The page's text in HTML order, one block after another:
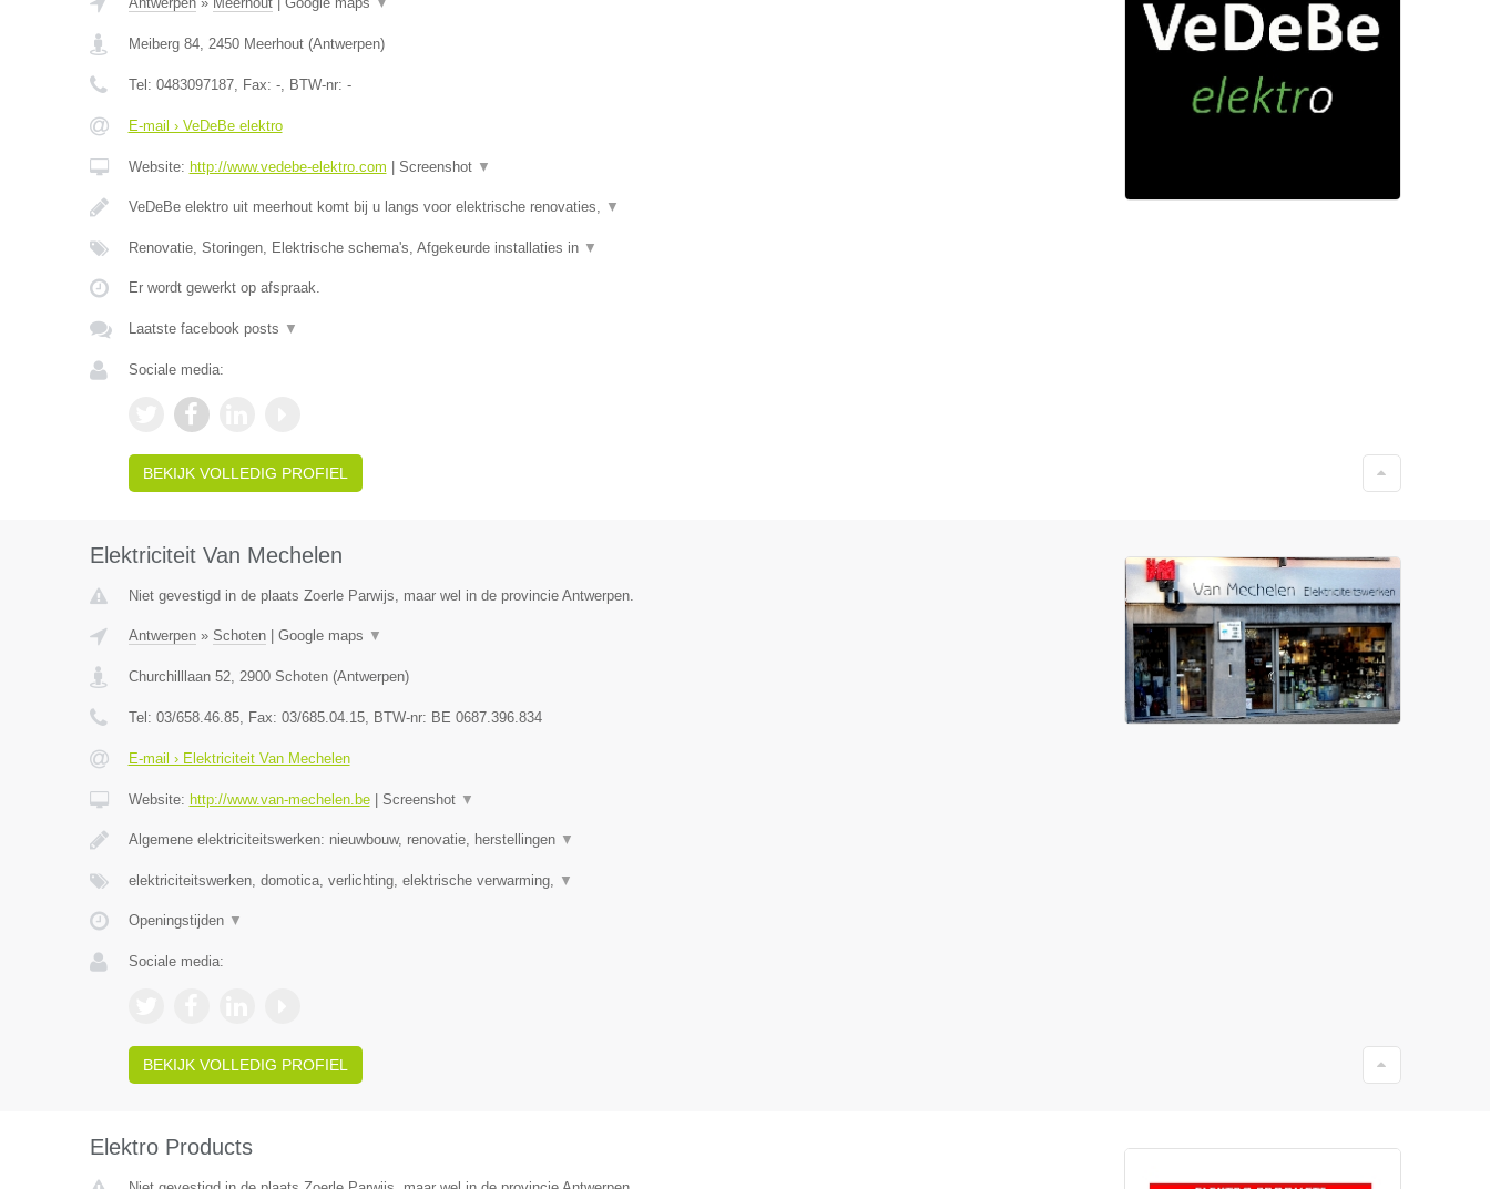
Meiberg 84, 2450 Meerhout(Antwerpen)
Tel: 0483097187, Fax: -, BTW-nr: -
E-mail › VeDeBe elektro
Website: http://www.vedebe-elektro.com Screenshot ▼
VeDeBe elektro uit meerhout komt bij u langs voor elektrische renovaties, ▼
Renovatie, Storingen, Elektrische schema's, Afgekeurde installaties in ▼
Er wordt gewerkt op afspraak.
Laatste facebook posts ▼
Sociale media:
BEKIJK VOLLEDIG PROFIEL
Elektriciteit Van Mechelen
Niet gevestigd in de plaats Zoerle Parwijs, maar wel in de provincie Antwerpen.
Antwerpen» Schoten| Google maps ▼
Churchilllaan 52, 2900 Schoten(Antwerpen)
Tel: 03/658.46.85, Fax: 03/685.04.15, BTW-nr: BE 0687.396.834
E-mail › Elektriciteit Van Mechelen
Website: http://www.van-mechelen.be| Screenshot ▼
Algemene elektriciteitswerken: nieuwbouw, renovatie, herstellingen ▼
elektriciteitswerken, domotica, verlichting, elektrische verwarming, ▼
Openingstijden ▼
Sociale media:
BEKIJK VOLLEDIG PROFIEL
Elektro Products